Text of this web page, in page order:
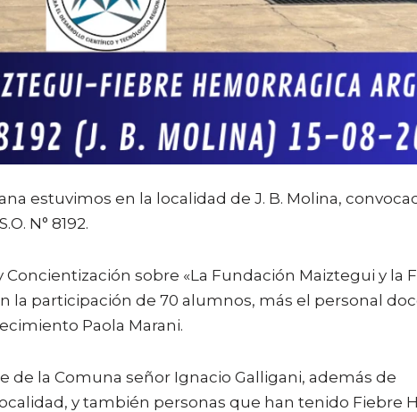
estuvimos en la localidad de J. B. Molina,
N° 8192.
sobre «La Fundación Maiztegui y la
la participación de 70 alumnos, más el personal
Paola Marani.
la Comuna señor Ignacio Galligani, además de
y también personas que han tenido Fiebre